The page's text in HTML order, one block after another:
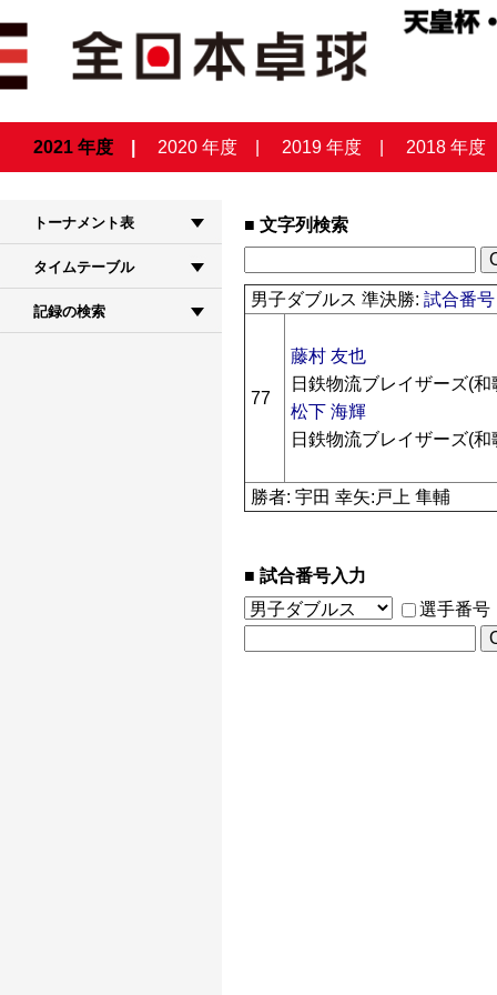
2021 年度 2020 年度 2019 年度 2018 年度
トーナメント表
タイムテーブル
記録の検索
文字列検索
男子ダブルス 準決勝:試合番
77
藤村 友也
日鉄物流ブレイザーズ(和
松下 海輝
日鉄物流ブレイザーズ(和
勝者: 宇田 幸矢:戸上 隼輔
試合番号入力
選手番号